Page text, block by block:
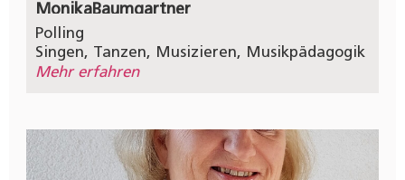
MonikaBaumgartner
Polling
Singen, Tanzen, Musizieren, Musikpädagogik
Mehr erfahren